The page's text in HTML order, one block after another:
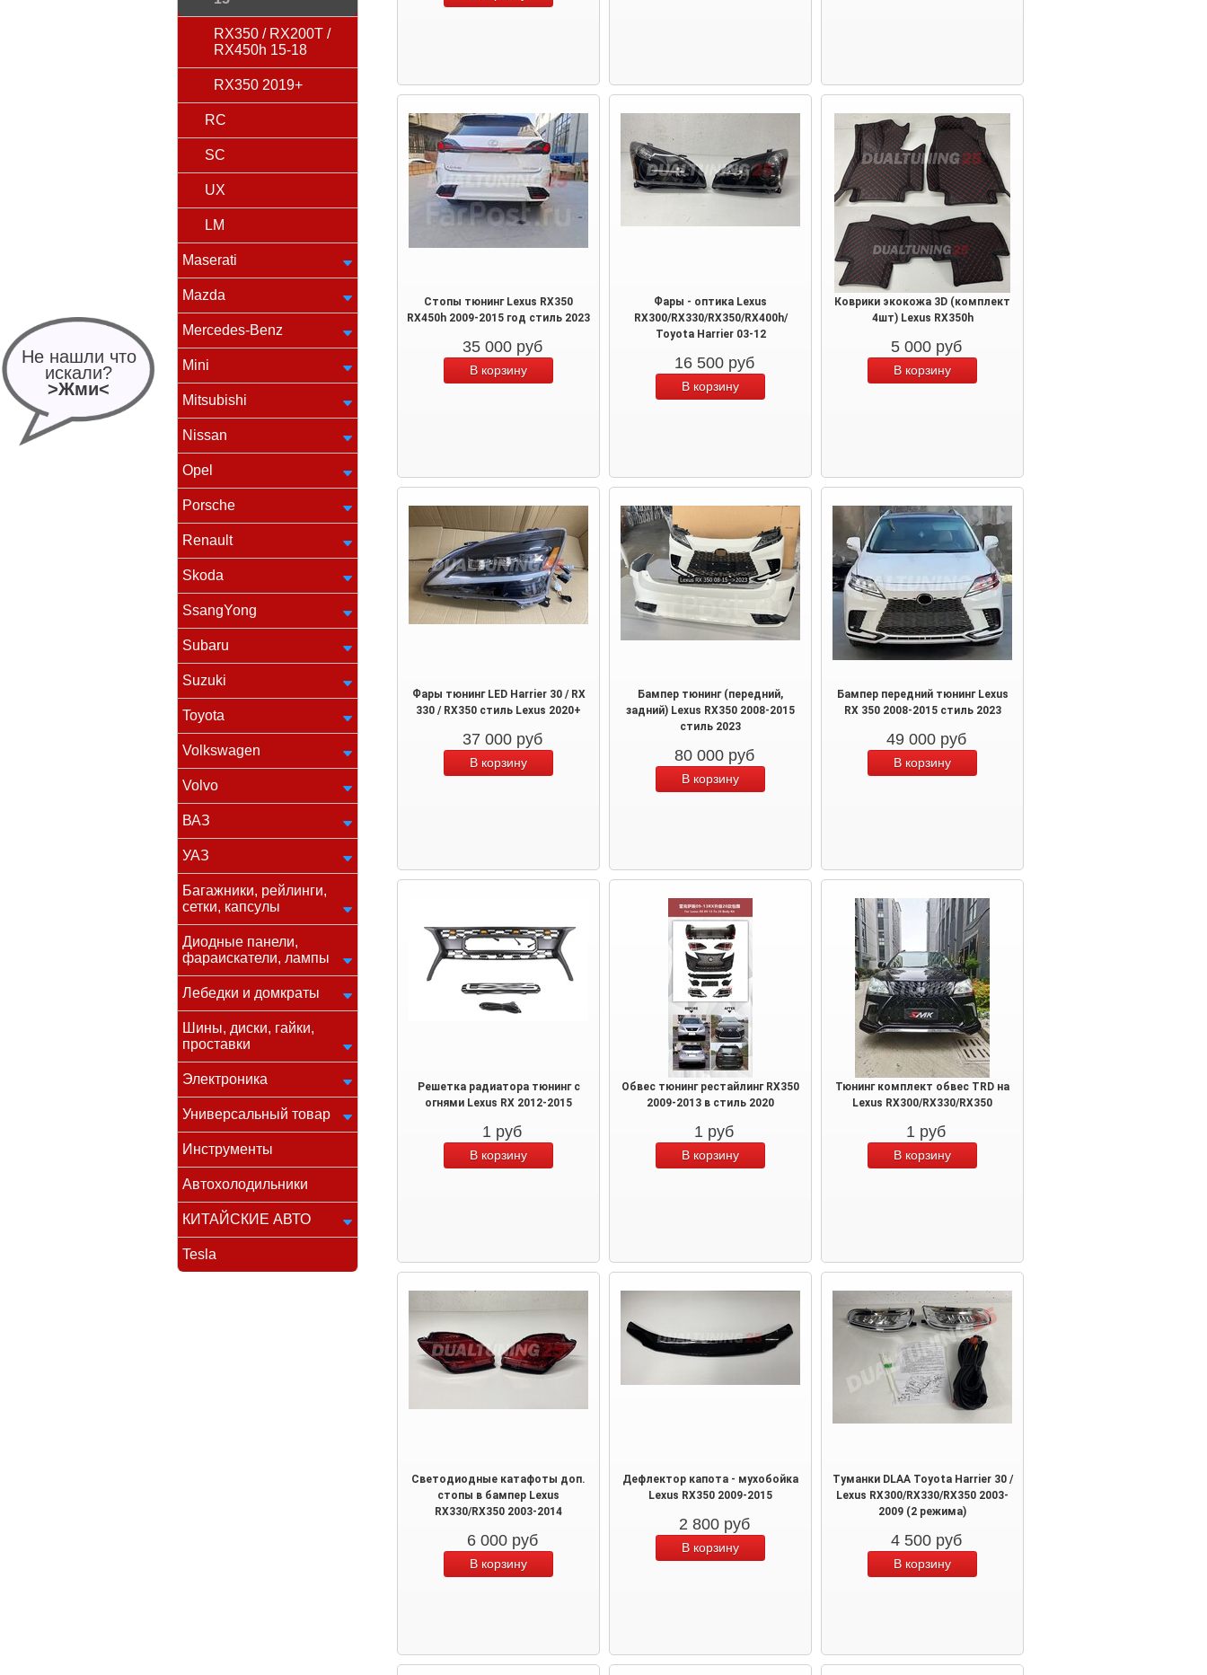
Не нашли что
искали?
>Жми<
RX350 / RX200T /
RX450h 15-18
RX350 2019+
RC
SC
UX
LM
Maserati
Mazda
Mercedes-Benz
Mini
Mitsubishi
Nissan
Opel
Porsche
Renault
Skoda
SsangYong
Subaru
Suzuki
Toyota
Volkswagen
Volvo
ВАЗ
УАЗ
Багажники, рейлинги,
сетки, капсулы
Диодные панели,
фараискатели, лампы
Лебедки и домкраты
Шины, диски, гайки,
проставки
Электроника
Универсальный товар
Инструменты
Автохолодильники
КИТАЙСКИЕ АВТО
Tesla
Стопы тюнинг Lexus RX350
RX450h 2009-2015 год стиль 2023
35 000 руб
Фары - оптика Lexus
RX300/RX330/RX350/RX400h/
Toyota Harrier 03-12
16 500 руб
Коврики экокожа 3D (комплект
4шт) Lexus RX350h
5 000 руб
Фары тюнинг LED Harrier 30 / RX
330 / RX350 стиль Lexus 2020+
37 000 руб
Бампер тюнинг (передний,
задний) Lexus RX350 2008-2015
стиль 2023
80 000 руб
Бампер передний тюнинг Lexus
RX 350 2008-2015 стиль 2023
49 000 руб
Решетка радиатора тюнинг с
огнями Lexus RX 2012-2015
1 руб
Обвес тюнинг рестайлинг RX350
2009-2013 в стиль 2020
1 руб
Тюнинг комплект обвес TRD на
Lexus RX300/RX330/RX350
1 руб
Светодиодные катафоты доп.
стопы в бампер Lexus
RX330/RX350 2003-2014
6 000 руб
Дефлектор капота - мухобойка
Lexus RX350 2009-2015
2 800 руб
Туманки DLAA Toyota Harrier 30 /
Lexus RX300/RX330/RX350 2003-
2009 (2 режима)
4 500 руб